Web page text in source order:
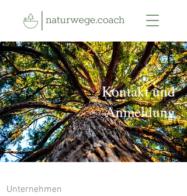
Kontakt und
Anmeldung
Unternehmen